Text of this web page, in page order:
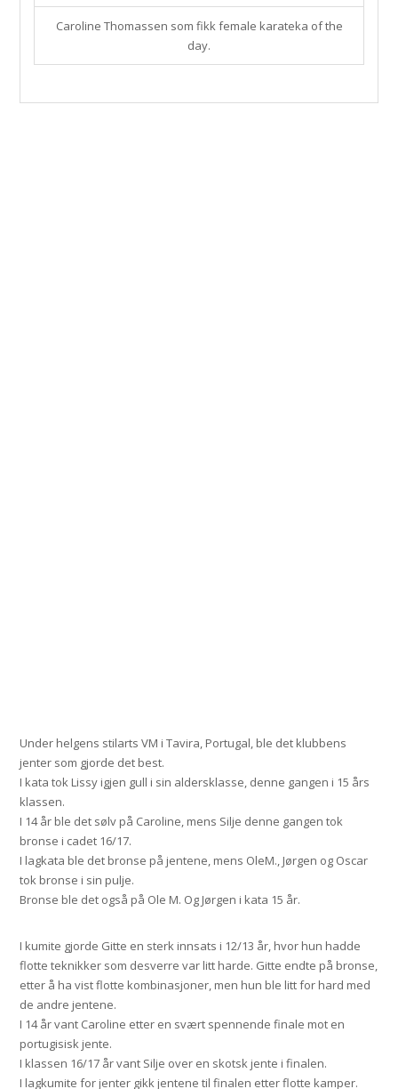
Caroline Thomassen som fikk female karateka of the
day.
Under helgens stilarts VM i Tavira, Portugal, ble det klubbens
jenter som gjorde det best.
I kata tok Lissy igjen gull i sin aldersklasse, denne gangen i 15 års
klassen.
I 14 år ble det sølv på Caroline, mens Silje denne gangen tok
bronse i cadet 16/17.
I lagkata ble det bronse på jentene, mens OleM., Jørgen og Oscar
tok bronse i sin pulje.
Bronse ble det også på Ole M. Og Jørgen i kata 15 år.
I kumite gjorde Gitte en sterk innsats i 12/13 år, hvor hun hadde
flotte teknikker som desverre var litt harde. Gitte endte på bronse,
etter å ha vist flotte kombinasjoner, men hun ble litt for hard med
de andre jentene.
I 14 år vant Caroline etter en svært spennende finale mot en
portugisisk jente.
I klassen 16/17 år vant Silje over en skotsk jente i finalen.
I lagkumite for jenter gikk jentene til finalen etter flotte kamper.